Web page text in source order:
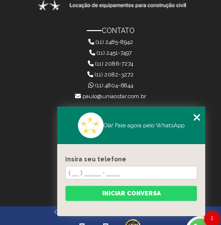
CONTATO
(11) 2485-8942
(11) 2451-7497
(11) 2086-7274
(11) 4804-6844
(11) 2082-3272
paulo@uniaostar.com.br
MENU
QUEM SOMOS
SERVIÇOS
CONTATO
CATEGORIAS
MAPA DO SITE
Copyright © União Star. (Lei 9610 de 19/02/1998)
1
Olá! Fale agora pelo WhatsApp
Insira seu telefone
INICIAR CONVERSA